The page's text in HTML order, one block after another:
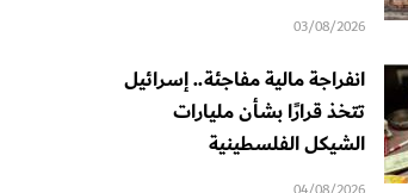
03/08/2026
انفراجة مالية مفاجئة.. إسرائيل
تتخذ قرارًا بشأن مليارات
الشيكل الفلسطينية